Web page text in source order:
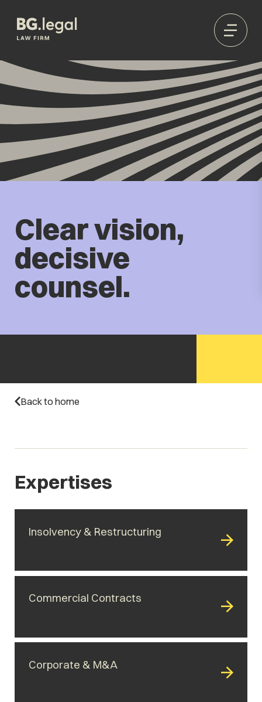
Clear vision,
decisive
counsel.
Back to home
Expertises
Insolvency & Restructuring
Commercial Contracts
Corporate & M&A